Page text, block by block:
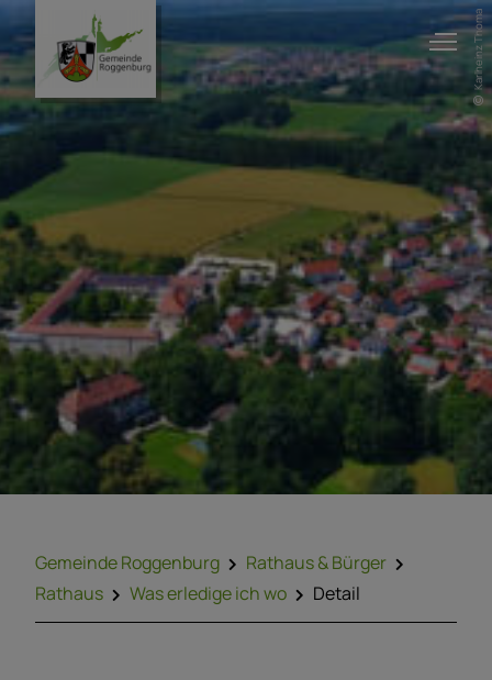
Karlheinz Thoma
Gemeinde Roggenburg
Rathaus & Bürger
Rathaus
Was erledige ich wo Detail